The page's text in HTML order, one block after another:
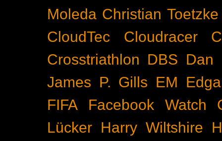
Moleda Christian Toetzke
CloudTec
Cloudracer
Crosstriathlon DBS Dan
James P. Gills EM
FIFA
Facebook Watch
Lücker Harry Wiltshire